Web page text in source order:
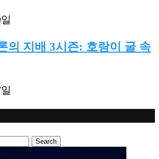
의 지배 3시즌: 호랑이 굴 속
Search